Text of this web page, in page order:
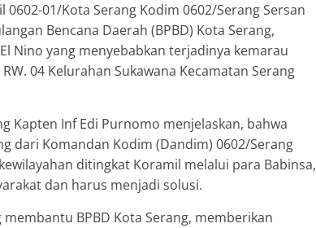
01/Kota Serang Kodim 0602/Serang Sersan
Bencana Daerah (BPBD) Kota Serang,
Nino yang menyebabkan terjadinya kemarau
04 Kelurahan Sukawana Kecamatan Serang
Kapten Inf Edi Purnomo menjelaskan, bahwa
dari Komandan Kodim (Dandim) 0602/Serang
ditingkat Koramil melalui para Babinsa,
dan harus menjadi solusi.
BPBD Kota Serang, memberikan